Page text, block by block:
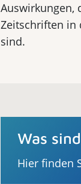
Auswirkungen,
Zeitschriften in
sind.
Was
Hier finden